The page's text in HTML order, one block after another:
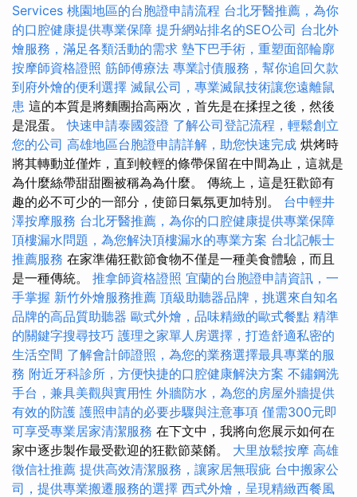
Services 桃園地區的台胞證申請流程 台北牙醫推薦，為你
的口腔健康提供專業保障 提升網站排名的SEO公司 台北外
燴服務，滿足各類活動的需求 墊下巴手術，重塑面部輪廓
按摩師資格證照 筋師傅療法 專業討債服務，幫你追回欠款
到府外燴的便利選擇 滅鼠公司，專業滅鼠技術讓您遠離鼠
患 這的本質是將麵團抬高兩次，首先是在揉捏之後，然後
是混蛋。快速申請泰國簽證 了解公司登記流程，輕鬆創立
您的公司 高雄地區台胞證申請詳解，助您快速完成 烘烤時
將其轉動並僅炸，直到較輕的條帶保留在中間為止，這就是
為什麼絲帶甜甜圈被稱為為什麼。 傳統上，這是狂歡節有
趣的必不可少的一部分，使節日氣氛更加特別。 台中輕井
澤按摩服務 台北牙醫推薦，為你的口腔健康提供專業保障
頂樓漏水問題，為您解決頂樓漏水的專業方案 台北記帳士
推薦服務 在家準備狂歡節食物不僅是一種美食體驗，而且
是一種傳統。 推拿師資格證照 宜蘭的台胞證申請資訊，一
手掌握 新竹外燴服務推薦 頂級助聽器品牌，挑選來自知名
品牌的高品質助聽器 歐式外燴，品味精緻的歐式餐點 精準
的關鍵字搜尋技巧 護理之家單人房選擇，打造舒適私密的
生活空間 了解會計師證照，為您的業務選擇最具專業的服
務 附近牙科診所，方便快捷的口腔健康解決方案 不鏽鋼洗
手台，兼具美觀與實用性 外牆防水，為您的房屋外牆提供
有效的防護 護照申請的必要步驟與注意事項 僅需300元即
可享受專業居家清潔服務 在下文中，我將向您展示如何在
家中逐步製作最受歡迎的狂歡節菜餚。 大里放鬆按摩 高雄
徵信社推薦 提供高效清潔服務，讓家居無瑕疵 台中搬家公
司，提供專業搬遷服務的選擇 西式外燴，呈現精緻西餐風